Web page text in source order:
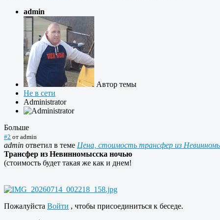
admin
Автор темы
Не в сети
Administrator
Больше
#2 от admin
admin ответил в теме Цена, стоимость трансфер из
Трансфер из Невинномысска ночью
(стоимость будет такая же как и днем!
Пожалуйста Войти , чтобы присоединиться к беседе.